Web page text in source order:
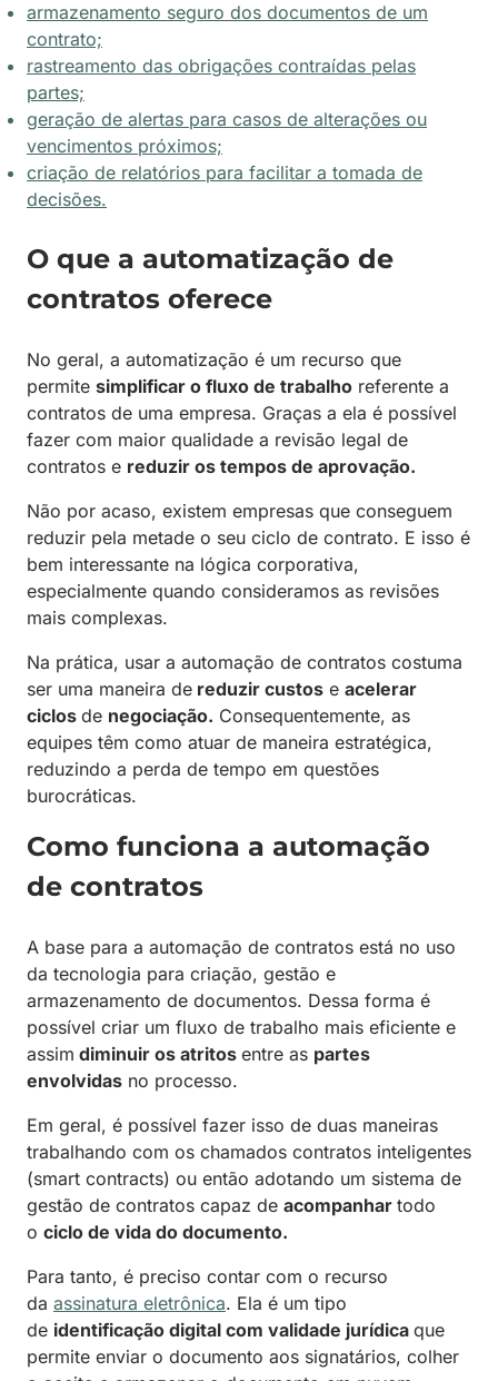
armazenamento seguro dos documentos de um
contrato;
rastreamento das obrigações contraídas pelas
partes;
geração de alertas para casos de alterações ou
vencimentos próximos;
criação de relatórios para facilitar a tomada de
decisões.
O que a automatização de
contratos oferece
No geral, a automatização é um recurso que
permite simplificar o fluxo de trabalho referente a
contratos de uma empresa. Graças a ela é possível
fazer com maior qualidade a revisão legal de
contratos e reduzir os tempos de aprovação.
Não por acaso, existem empresas que conseguem
reduzir pela metade o seu ciclo de contrato. E isso é
bem interessante na lógica corporativa,
especialmente quando consideramos as revisões
mais complexas.
Na prática, usar a automação de contratos costuma
ser uma maneira de reduzir custos e acelerar
ciclos de negociação. Consequentemente, as
equipes têm como atuar de maneira estratégica,
reduzindo a perda de tempo em questões
burocráticas.
Como funciona a automação
de contratos
A base para a automação de contratos está no uso
da tecnologia para criação, gestão e
armazenamento de documentos. Dessa forma é
possível criar um fluxo de trabalho mais eficiente e
assim diminuir os atritos entre as partes
envolvidas no processo.
Em geral, é possível fazer isso de duas maneiras
trabalhando com os chamados contratos inteligentes
(smart contracts) ou então adotando um sistema de
gestão de contratos capaz de acompanhar todo
o ciclo de vida do documento.
Para tanto, é preciso contar com o recurso
da assinatura eletrônica. Ela é um tipo
de identificação digital com validade jurídica que
permite enviar o documento aos signatários, colher